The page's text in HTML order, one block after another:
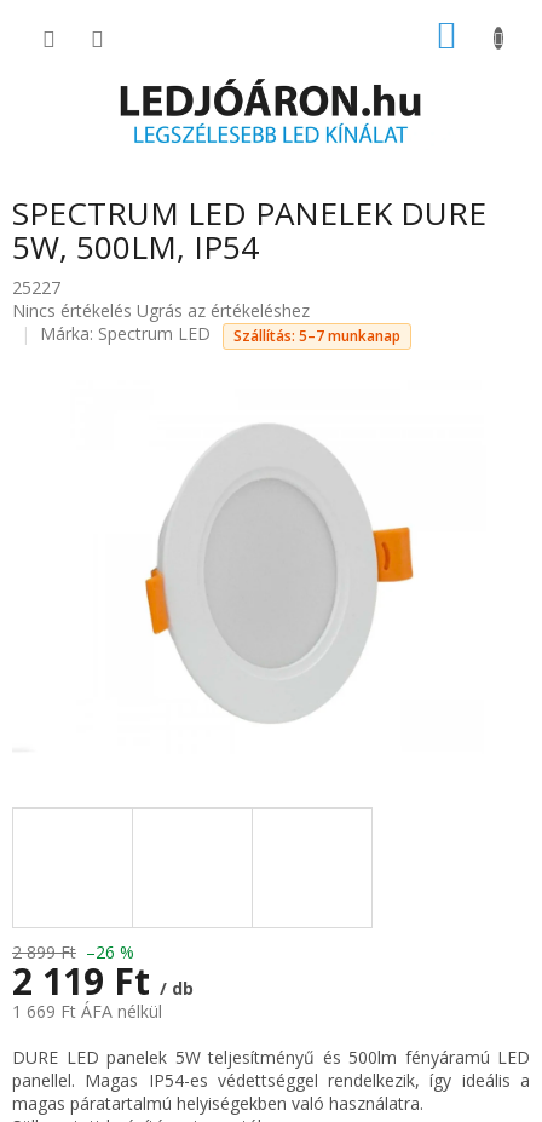
KOSÁR
SPECTRUM LED PANELEK DURE
5W, 500LM, IP54
25227
A
termék
Nincs értékelés Ugrás az értékeléshez
Márka: Spectrum LED Szállítás: 5–7 munkanap
2 899 Ft –26 %
2 119 Ft / db
1 669 Ft ÁFA nélkül
DURE LED panelek 5W teljesítményű és 500lm fényáramú LED
panellel. Magas IP54-es védettséggel rendelkezik, így ideális a
magas páratartalmú helyiségekben való használatra.